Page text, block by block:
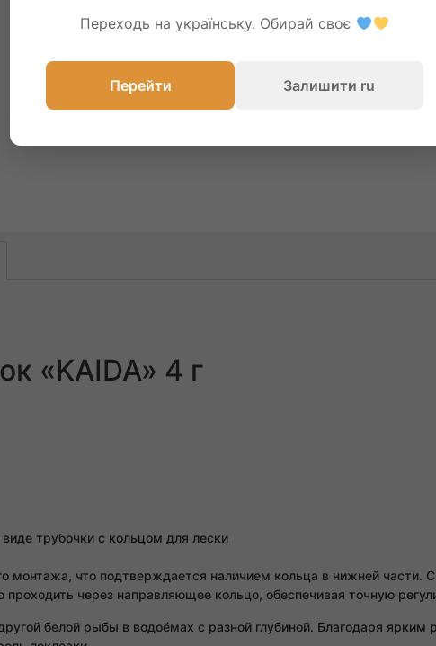
«KAIDA» 4 г
трубочки с кольцом для лески
монтажа, что подтверждается наличием кольца в нижней части.
проходить через направляющее кольцо, обеспечивая точную
белой рыбы в водоёмах с разной глубиной. Благодаря ярким
Переходь на українську. Обирай своє
Перейти Залишити ru